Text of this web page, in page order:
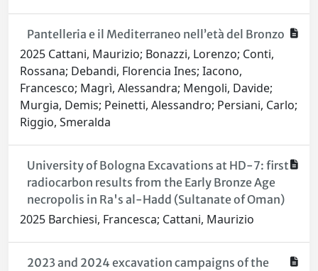
Pantelleria e il Mediterraneo nell’età del Bronzo
2025 Cattani, Maurizio; Bonazzi, Lorenzo; Conti,
Rossana; Debandi, Florencia Ines; Iacono,
Francesco; Magrì, Alessandra; Mengoli, Davide;
Murgia, Demis; Peinetti, Alessandro; Persiani, Carlo;
Riggio, Smeralda
University of Bologna Excavations at HD-7: first
radiocarbon results from the Early Bronze Age
necropolis in Ra's al-Hadd (Sultanate of Oman)
2025 Barchiesi, Francesca; Cattani, Maurizio
2023 and 2024 excavation campaigns of the